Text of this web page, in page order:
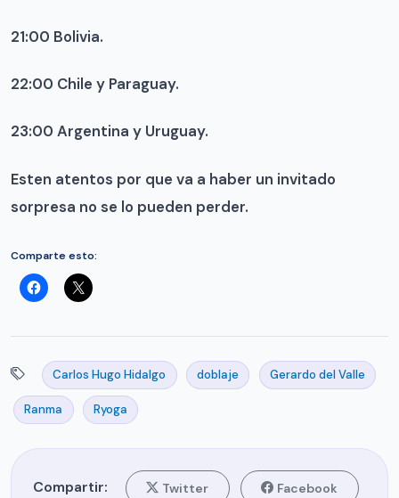
21:00 Bolivia.
22:00 Chile y Paraguay.
23:00 Argentina y Uruguay.
Esten atentos por que va a haber un invitado
sorpresa no se lo pueden perder.
Comparte esto:
Carlos Hugo Hidalgo doblaje Gerardo del Valle
Ranma Ryoga
Compartir: Twitter Facebook